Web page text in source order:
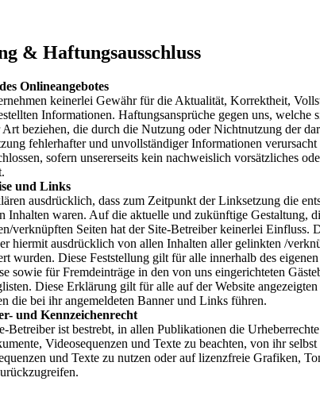
& Haftungsausschluss
Onlineangebotes
keinerlei Gewähr für die Aktualität, Korrektheit,
Informationen. Haftungsansprüche gegen uns, welche
Art beziehen, die durch die Nutzung oder Nichtnutzung der
fehlerhafter und unvollständiger Informationen
sofern unsererseits kein nachweislich vorsätzliches
und Links
ausdrücklich, dass zum Zeitpunkt der Linksetzung die
Inhalten waren. Auf die aktuelle und zukünftige Gestaltung,
verknüpften Seiten hat der Site-Betreiber keinerlei Einfluss.
hiermit ausdrücklich von allen Inhalten aller gelinkten /
wurden. Diese Feststellung gilt für alle innerhalb des
sowie für Fremdeinträge in den von uns eingerichteten
Diese Erklärung gilt für alle auf der Website
die bei ihr angemeldeten Banner und Links führen.
und Kennzeichenrecht
Betreiber ist bestrebt, in allen Publikationen die
Videosequenzen und Texte zu beachten, von ihr
und Texte zu nutzen oder auf lizenzfreie Grafiken,